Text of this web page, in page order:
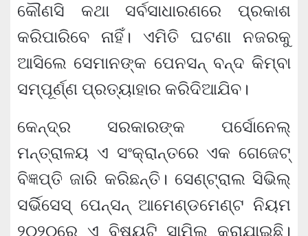
କୌଣସି କଥା ସର୍ବସାଧାରଣରେ ପ୍ରକାଶ
କରିପାରିବେ ନାହିଁ। ଏମିତି ଘଟଣା ନଜରକୁ
ଆସିଲେ ସେମାନଙ୍କ ପେନସନ୍ ବନ୍ଦ କିମ୍ବା
ସମ୍ପୂର୍ଣ୍ଣ ପ୍ରତ୍ୟାହାର କରିଦିଆଯିବ।
କେନ୍ଦ୍ର ସରକାରଙ୍କ ପର୍ସୋନେଲ୍
ମନ୍ତ୍ରାଳୟ ଏ ସଂକ୍ରାନ୍ତରେ ଏକ ଗେଜେଟ୍
ବିଜ୍ଞପ୍ତି ଜାରି କରିଛନ୍ତି। ସେଣ୍ଟ୍ରାଲ ସିଭିଲ୍
ସର୍ଭିସେସ୍ ପେନ୍‌ସନ୍ ଆମେଣ୍ଡମେଣ୍ଟ ନିୟମ
୨୦୨୦ରେ ଏ ବିଷୟଟି ସାମିଲ କରାଯାଇଛି।